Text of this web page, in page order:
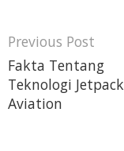
Fakta Tentang
Teknologi Jetpack
Aviation